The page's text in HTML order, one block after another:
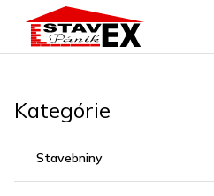
Kategórie
Stavebniny